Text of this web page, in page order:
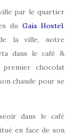
par le quartier
du Gaia Hostel.
la ville, notre
dans le café &
chocolat
chaude pour se
dans le café
en face de son